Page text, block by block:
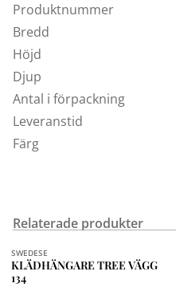
Produktnummer
Bredd
Höjd
Djup
Antal i förpackning
Leveranstid
Färg
Relaterade produkter
Finns i fler val (3)
SWEDESE
KLÄDHÄNGARE TREE VÄGG
134